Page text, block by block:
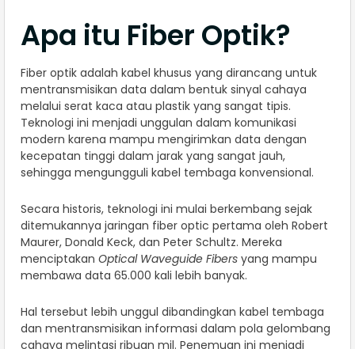
Apa itu Fiber Optik?
Fiber optik adalah kabel khusus yang dirancang untuk
mentransmisikan data dalam bentuk sinyal cahaya
melalui serat kaca atau plastik yang sangat tipis.
Teknologi ini menjadi unggulan dalam komunikasi
modern karena mampu mengirimkan data dengan
kecepatan tinggi dalam jarak yang sangat jauh,
sehingga mengungguli kabel tembaga konvensional.
Secara historis, teknologi ini mulai berkembang sejak
ditemukannya jaringan fiber optic pertama oleh Robert
Maurer, Donald Keck, dan Peter Schultz. Mereka
menciptakan Optical Waveguide Fibers yang mampu
membawa data 65.000 kali lebih banyak.
Hal tersebut lebih unggul dibandingkan kabel tembaga
dan mentransmisikan informasi dalam pola gelombang
cahaya melintasi ribuan mil. Penemuan ini menjadi